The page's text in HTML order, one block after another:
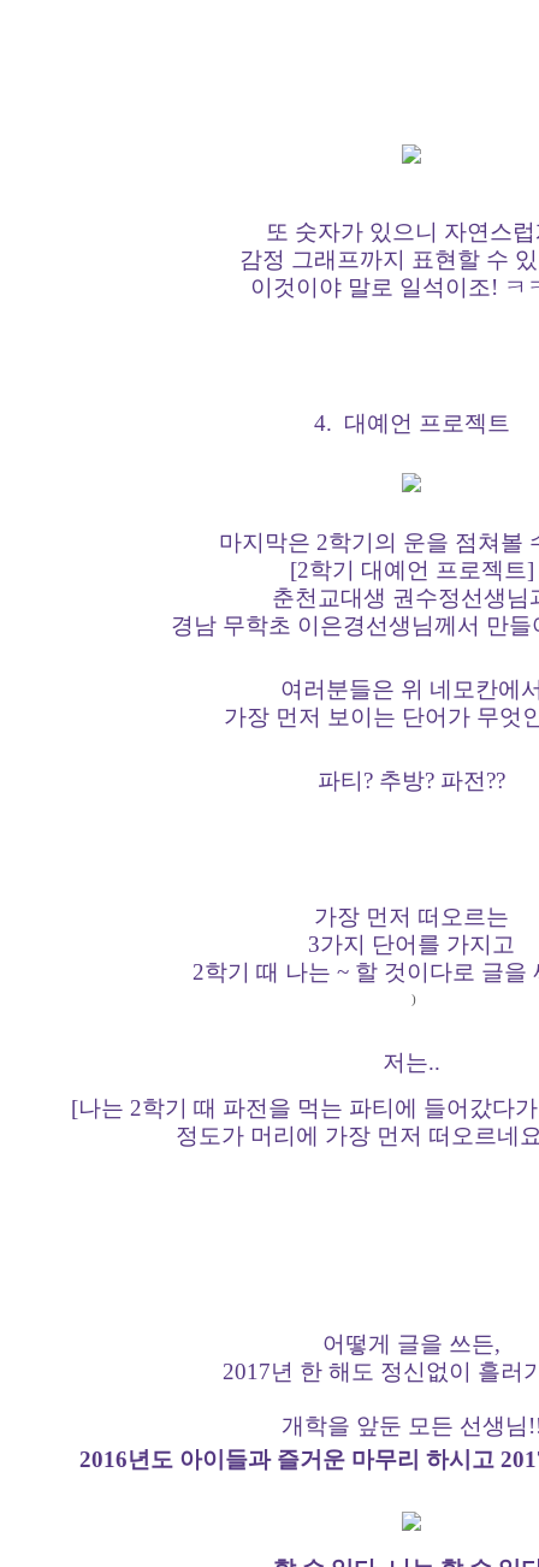
또 숫자가 있으니 자연스
감정 그래프까지 표현할 수
이것이야 말로 일석이조! ㅋ
4. 대예언 프로젝트
마지막은 2학기의 운을 점쳐볼
[2학기 대예언 프로젝트]
춘천교대생 권수정선생님
경남 무학초 이은경선생님께서 만
여러분들은 위 네모칸에
가장 먼저 보이는 단어가 무엇
파티? 추방? 파전??
가장 먼저 떠오르는
3가지 단어를 가지고
2학기 때 나는 ~ 할 것이다로 글을
)
저는..
[나는 2학기 때 파전을 먹는 파티에 들어갔다
정도가 머리에 가장 먼저 떠오르네
어떻게 글을 쓰든,
2017년 한 해도 정신없이 흘러
개학을 앞둔 모든 선생님
2016년도 아이들과 즐거운 마무리 하시고